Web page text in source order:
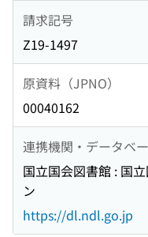
請求記号
Z19-1497
原資料（JPNO）
00040162
連携機関・データベ
国立国会図書館 : 国
ン
https://dl.ndl.go.jp